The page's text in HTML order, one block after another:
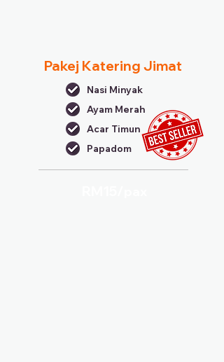
Pakej Katering Jimat
Nasi Minyak
Ayam Merah
Acar Timun
Papadom